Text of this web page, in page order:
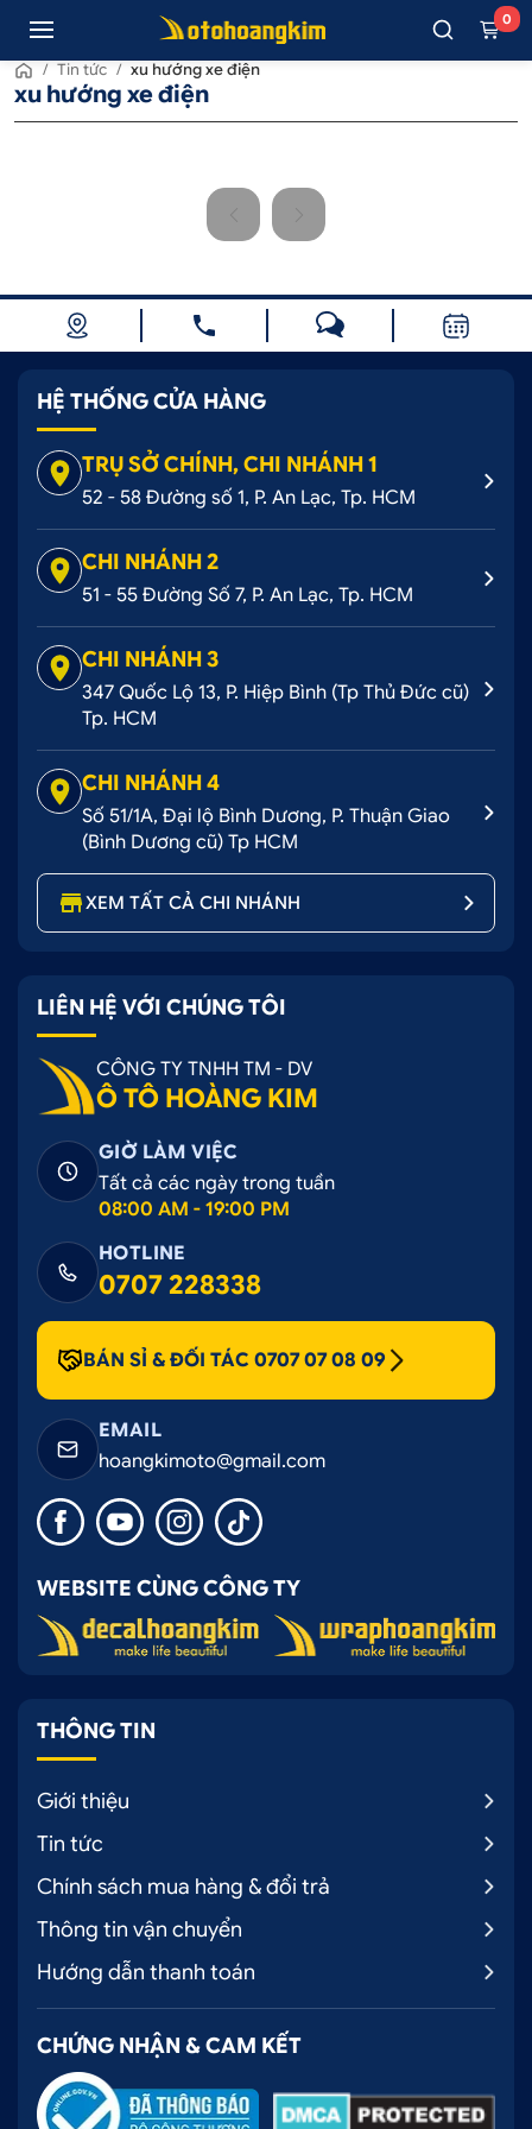
0
/ Tin tức / xu hướng xe điện
xu hướng xe điện
HỆ THỐNG CỬA HÀNG
TRỤ SỞ CHÍNH, CHI NHÁNH 1
52 - 58 Đường số 1, P. An Lạc, Tp. HCM
CHI NHÁNH 2
51 - 55 Đường Số 7, P. An Lạc, Tp. HCM
CHI NHÁNH 3
347 Quốc Lộ 13, P. Hiệp Bình (Tp Thủ Đức cũ)
Tp. HCM
CHI NHÁNH 4
Số 51/1A, Đại lộ Bình Dương, P. Thuận Giao
(Bình Dương cũ) Tp HCM
XEM TẤT CẢ CHI NHÁNH
LIÊN HỆ VỚI CHÚNG TÔI
CÔNG TY TNHH TM - DV
Ô TÔ HOÀNG KIM
GIỜ LÀM VIỆC
Tất cả các ngày trong tuần
08:00 AM - 19:00 PM
HOTLINE
0707 228338
BÁN SỈ & ĐỐI TÁC 0707 07 08 09
EMAIL
hoangkimoto@gmail.com
WEBSITE CÙNG CÔNG TY
THÔNG TIN
Giới thiệu
Tin tức
Chính sách mua hàng & đổi trả
Thông tin vận chuyển
Hướng dẫn thanh toán
CHỨNG NHẬN & CAM KẾT